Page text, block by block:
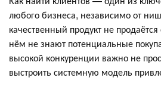
любого бизнеса, независимо от
качественный продукт не
нём не знают потенциальные
высокой конкуренции важно не
выстроить системную модель